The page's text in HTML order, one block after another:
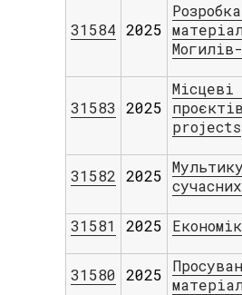
31584 2025
31583 2025
projects
31582 2025
31581 2025
31580 2025